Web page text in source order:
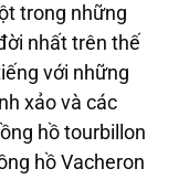
trong những
nhất trên thế
với những
xảo và các
hồ tourbillon
hồ Vacheron